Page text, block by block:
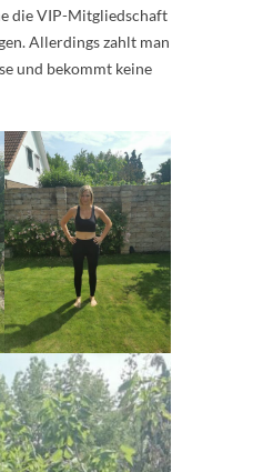
die VIP-Mitgliedschaft
Allerdings zahlt man
und bekommt keine